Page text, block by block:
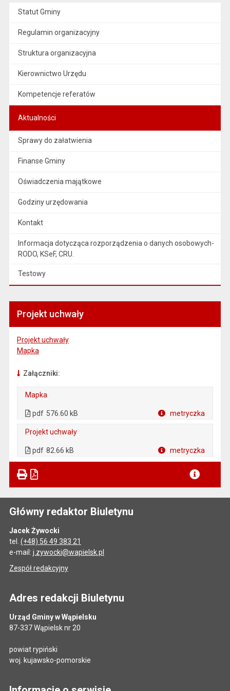
Statut Gminy
Regulamin organizacyjny
Struktura organizacyjna
Kierownictwo Urzędu
Kompetencje referatów
Aktualności
Sprawy do załatwienia
Finanse Gminy
Oświadczenia majątkowe
Godziny urzędowania
Kontakt
Informacja dotycząca rozporządzenia o danych osobowych-
RODO, KSeF, CRU.
Testowy
Projekt uchwały
Projekt uchwały
Mapka
Załączniki:
Mapka
pdf 576.60 kB metryczka
Projekt uchwały
pdf 82.66 kB metryczka
Główny redaktor Biuletynu
Jacek Żywocki
tel. (+48) 56 49 383 21
e-mail: j.zywocki@wapielsk.pl
Zespół redakcyjny
Adres redakcji Biuletynu
Urząd Gminy w Wąpielsku
87-337 Wąpielsk nr 20
powiat rypiński
woj. kujawsko-pomorskie